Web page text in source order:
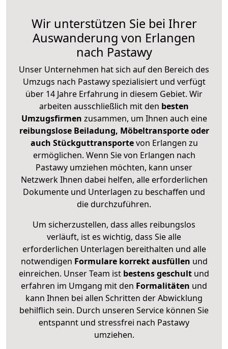
Wir unterstützen Sie bei Ihrer
Auswanderung von Erlangen
nach Pastawy
Unser Unternehmen hat sich auf den Bereich des
Umzugs nach Pastawy spezialisiert und verfügt
über 14 Jahre Erfahrung in diesem Gebiet. Wir
arbeiten ausschließlich mit den besten
Umzugsfirmen zusammen, um Ihnen auch eine
reibungslose Beiladung, Möbeltransporte oder
auch Stückguttransportevon Erlangen zu
ermöglichen. Wenn Sie von Erlangen nach
Pastawy umziehen möchten, kann unser
Netzwerk Ihnen dabei helfen, alle erforderlichen
Dokumente und Unterlagen zu beschaffen und
die durchzuführen.
Um sicherzustellen, dass alles reibungslos
verläuft, ist es wichtig, dass Sie alle
erforderlichen Unterlagen bereithalten und alle
notwendigen Formulare korrekt ausfüllen und
einreichen. Unser Team ist bestens geschult und
erfahren im Umgang mit den Formalitäten und
kann Ihnen bei allen Schritten der Abwicklung
behilflich sein. Durch unseren Service können Sie
entspannt und stressfrei nach Pastawy
umziehen.